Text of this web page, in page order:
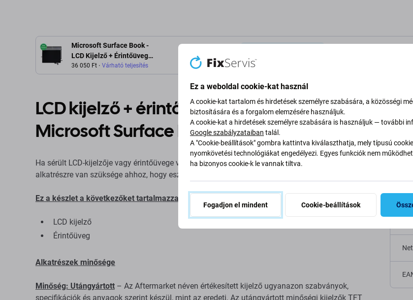
Microsoft Surface Book -
LCD Kijelző + Érintőüveg
(Black) TFT
36 050 Ft Várható teljesítés
LCD kijelző + érintőüveg a következőhöz:
Microsoft Surface Book
Ha sérült LCD-kijelzője vagy érintőüvege van a(z) Microsoft Surface Book eszközén, akkor erre az
alkatrészre van szüksége ahhoz, hogy eszköze ismét teljesen működőképes legyen.
Ez a készlet a következőket tartalmazza:
LCD kijelző
Érintőüveg
Alkatrészek minősége
Minőség: Utángyártott – Az Aftermarket néven értékesített kijelző ugyanazon szabványok,
specifikációk és anyagok szerint készül, mint az eredeti. Az utángyártott minőségi kijelzők TFT
Ez a weboldal cookie-kat használ
A cookie-kat tartalom és hirdetések személyre szabására, a közösségi
biztosítására és a forgalom elemzésére használjuk.
A cookie-kat a hirdetések személyre szabására is használjuk — további
Google szabályzataiban talál.
A "Cookie-beállítások" gombra kattintva kiválaszthatja, mely típusú
nyomkövetési technológiákat engedélyezi. Egyes funkciók nem
ha bizonyos cookie-k le vannak tiltva.
Fogadjon el mindent Cookie-beállítások